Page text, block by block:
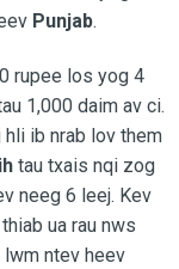
Punjab.
rupee los yog 4
1,000 daim av ci.
ib nrab lov them
tau txais nqi zog
neeg 6 leej. Kev
ua rau nws
ntev heev